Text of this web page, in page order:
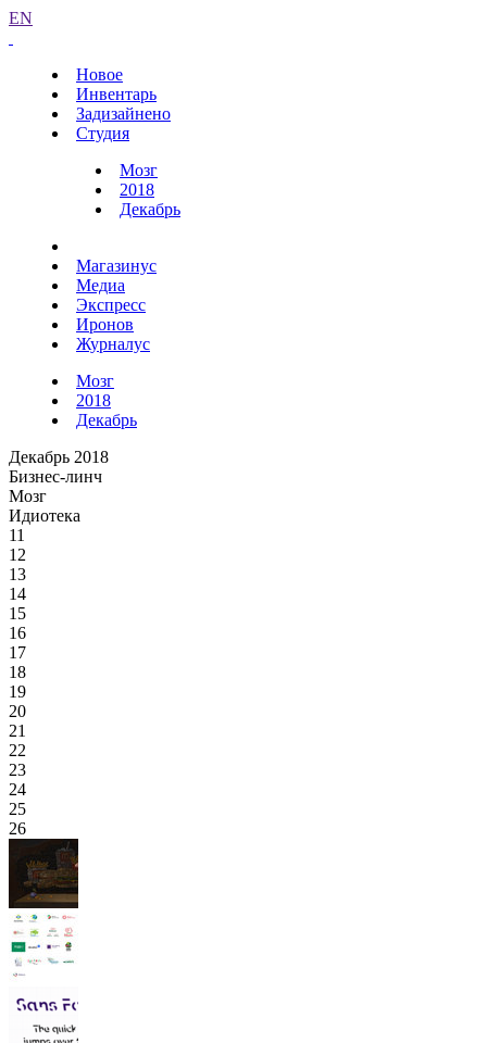
EN
Новое
Инвентарь
Задизайнено
Студия
Мозг
2018
Декабрь
Магазинус
Медиа
Экспресс
Иронов
Журналус
Мозг
2018
Декабрь
Декабрь 2018
Бизнес-линч
Мозг
Идиотека
11
12
13
14
15
16
17
18
19
20
21
22
23
24
25
26